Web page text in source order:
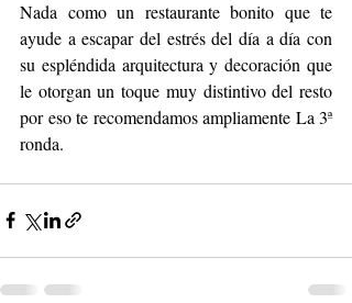
Nada como un restaurante bonito que te
ayude a escapar del estrés del día a día con
su espléndida arquitectura y decoración que
le otorgan un toque muy distintivo del resto
por eso te recomendamos ampliamente La 3ª
ronda.